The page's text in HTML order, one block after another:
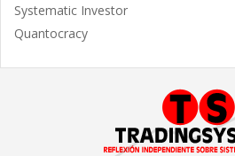
Systematic Investor
Quantocracy